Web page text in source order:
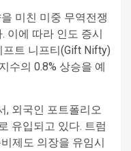
미친 미중 무역전쟁
이에 따라 인도 증시
트 니프티(Gift Nifty)
수의 0.8% 상승을 예
, 외국인 포트폴리오
유입되고 있다. 트럼
제도 의장을 유임시